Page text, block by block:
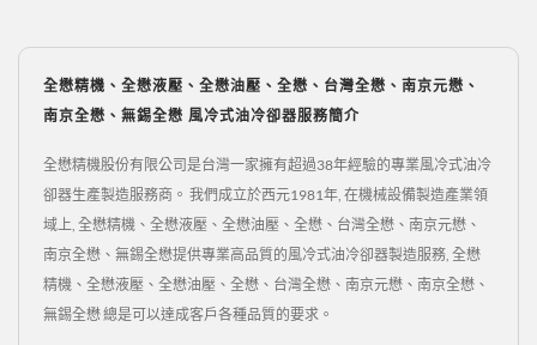
全懋精機、全懋液壓、全懋油壓、全懋、台灣全懋、南京元懋、
南京全懋、無錫全懋 風冷式油冷卻器服務簡介
全懋精機股份有限公司是台灣一家擁有超過38年經驗的專業風冷式油冷
卻器生產製造服務商。 我們成立於西元1981年, 在機械設備製造產業領
域上, 全懋精機、全懋液壓、全懋油壓、全懋、台灣全懋、南京元懋、
南京全懋、無錫全懋提供專業高品質的風冷式油冷卻器製造服務, 全懋
精機、全懋液壓、全懋油壓、全懋、台灣全懋、南京元懋、南京全懋、
無錫全懋 總是可以達成客戶各種品質的要求。